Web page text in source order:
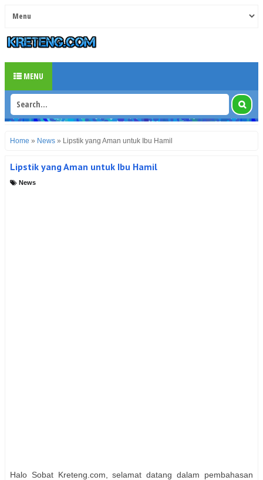
MENU
Home » News » Lipstik yang Aman untuk Ibu Hamil
Lipstik yang Aman untuk Ibu Hamil
News
Halo Sobat Kreteng.com, selamat datang dalam pembahasan